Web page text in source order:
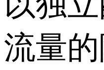
流量